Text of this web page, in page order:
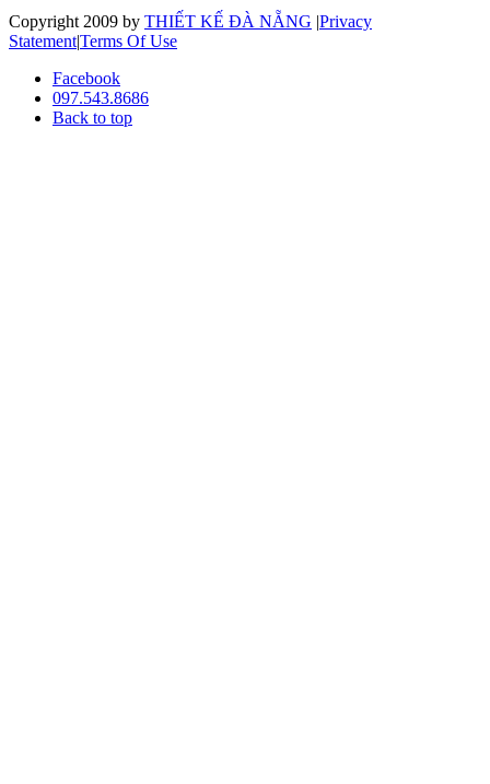
Copyright 2009 by THIẾT KẾ ĐÀ NẴNG |Privacy
Statement|Terms Of Use
Facebook
097.543.8686
Back to top